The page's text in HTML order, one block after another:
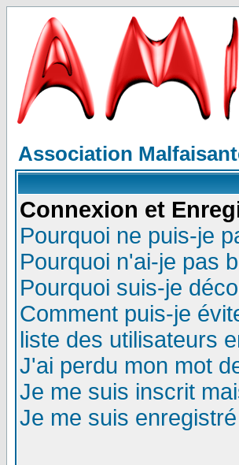
Association
Connexion et
Pourquoi ne puis-je
Pourquoi n'ai-je pas
Pourquoi suis-je
Comment puis-je
liste des utilisateurs
J'ai perdu mon mot
Je me suis inscrit
Je me suis